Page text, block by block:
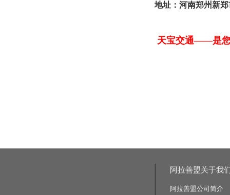
地址：河南郑州新
天宝交通——是
阿拉善盟关于我
阿拉善盟公司简介